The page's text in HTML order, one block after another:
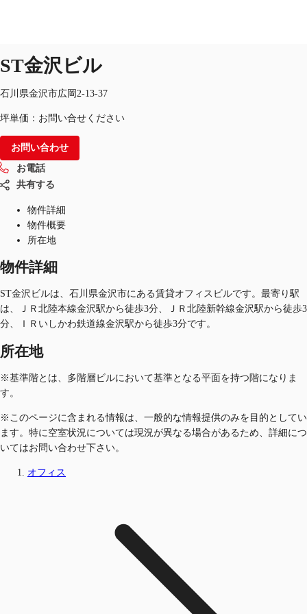
オフィス・事務所
倉庫・物流センター
地図検索
記事
仲介会社様はこちらへ
お気に入り
JP
ST金沢ビル
石川県金沢市広岡2-13-37
坪単価：お問い合せください
お問い合わせ
お電話
共有する
物件詳細
物件概要
所在地
物件詳細
ST金沢ビルは、石川県金沢市にある賃貸オフィスビルです。最寄り駅
は、ＪＲ北陸本線金沢駅から徒歩3分、ＪＲ北陸新幹線金沢駅から徒歩3
分、ＩＲいしかわ鉄道線金沢駅から徒歩3分です。
所在地
※基準階とは、多階層ビルにおいて基準となる平面を持つ階になりま
す。
※このページに含まれる情報は、一般的な情報提供のみを目的としてい
ます。特に空室状況については現況が異なる場合があるため、詳細につ
いてはお問い合わせ下さい。
オフィス